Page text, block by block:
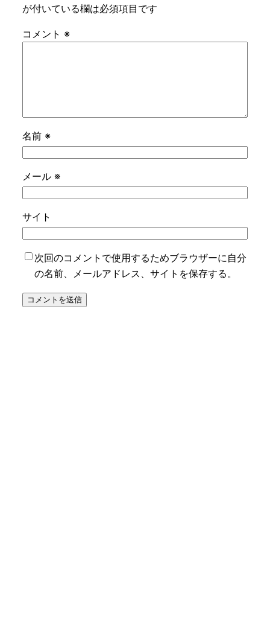
が付いている欄は必須項目です
コメント ※
名前 ※
メール ※
サイト
次回のコメントで使用するためブラウザーに自分
の名前、メールアドレス、サイトを保存する。